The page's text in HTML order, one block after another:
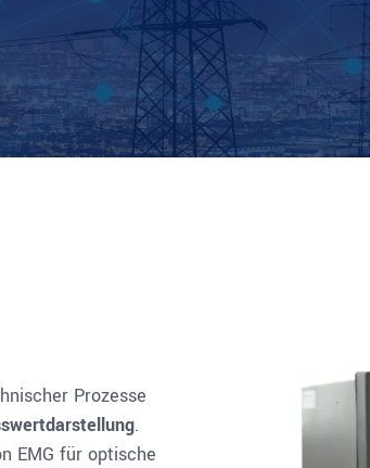
Prozesse
.
EMG für optische